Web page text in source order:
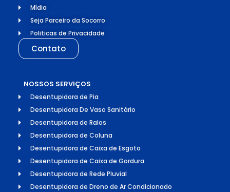
Mídia
Seja Parceiro da Socorro
Politicas de Privacidade
Contato
NOSSOS SERVIÇOS
Desentupidora de Pia
Desentupidora De Vaso Sanitário
Desentupidora de Ralos
Desentupidora de Coluna
Desentupidora de Caixa de Esgoto
Desentupidora de Caixa de Gordura
Desentupidora de Rede Pluvial
Desentupidora de Dreno de Ar Condicionado